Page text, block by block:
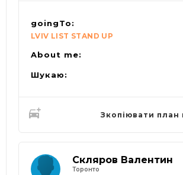
goingTo:
LVIV LIST STAND UP
About me:
Шукаю:
Зкопіювати план
Скляров Валентин
Торонто